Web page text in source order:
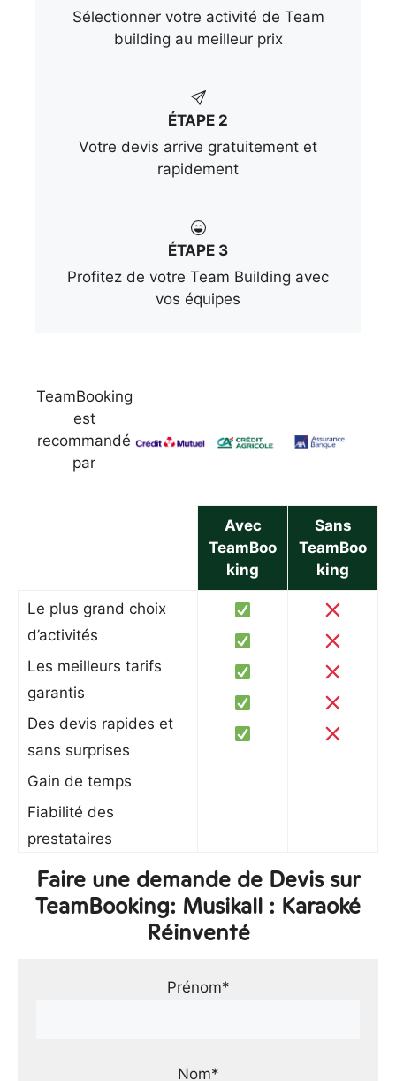
Sélectionner votre activité de Team
building au meilleur prix
ÉTAPE 2
Votre devis arrive gratuitement et
rapidement
ÉTAPE 3
Profitez de votre Team Building avec
vos équipes
TeamBooking
est
recommandé
par
Avec
TeamBoo
king
Sans
TeamBoo
king
Le plus grand choix
d’activités
Les meilleurs tarifs
garantis
Des devis rapides et
sans surprises
Gain de temps
Fiabilité des
prestataires
Faire une demande de Devis sur
TeamBooking: Musikall : Karaoké
Réinventé
Prénom*
Nom*